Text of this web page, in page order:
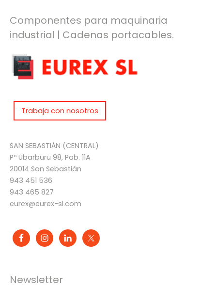
Componentes para maquinaria
industrial | Cadenas portacables.
Trabaja con nosotros
SAN SEBASTIÁN (CENTRAL)
Pº Ubarburu 98, Pab. 11A
20014 San Sebastián
943 451 536
943 465 827
eurex@eurex-sl.com
Newsletter